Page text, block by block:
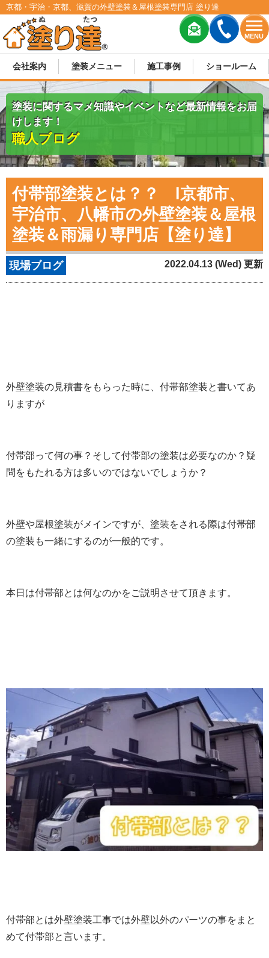
MENU
京都・宇治・京都、滋賀の外壁塗装＆屋根塗装専門店 塗り達
会社案内 塗装メニュー 施工事例 ショールーム
塗装に関するマメ知識やイベントなど最新情報をお届
けします！
職人ブログ
付帯部塗装とは？？ l京都市、
宇治市、八幡市の外壁塗装＆屋根
塗装＆雨漏り専門店【塗り達】
現場ブログ 2022.04.13 (Wed) 更新
外壁塗装の見積書をもらった時に、付帯部塗装と書いてあ
りますが
付帯部って何の事？そして付帯部の塗装は必要なのか？疑
問をもたれる方は多いのではないでしょうか？
外壁や屋根塗装がメインですが、塗装をされる際は付帯部
の塗装も一緒にするのが一般的です。
本日は付帯部とは何なのかをご説明させて頂きます。
付帯部とは外壁塗装工事では外壁以外のパーツの事をまと
めて付帯部と言います。